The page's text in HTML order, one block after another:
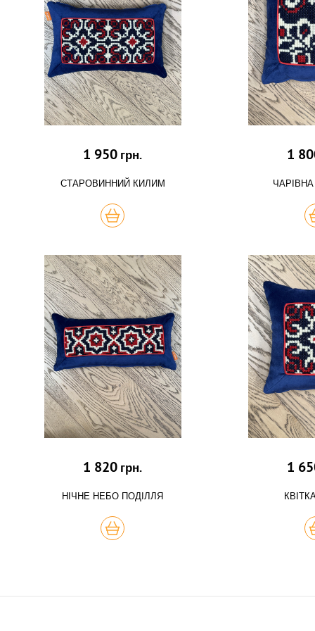
1 950 грн.
СТАРОВИННИЙ КИЛИМ
КУПИТЬ
1
1 820 грн.
НІЧНЕ НЕБО ПОДІЛЛЯ
КУПИТЬ
1